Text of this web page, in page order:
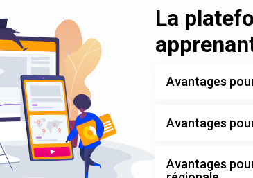
La
Avantages
Avantages
Avantages